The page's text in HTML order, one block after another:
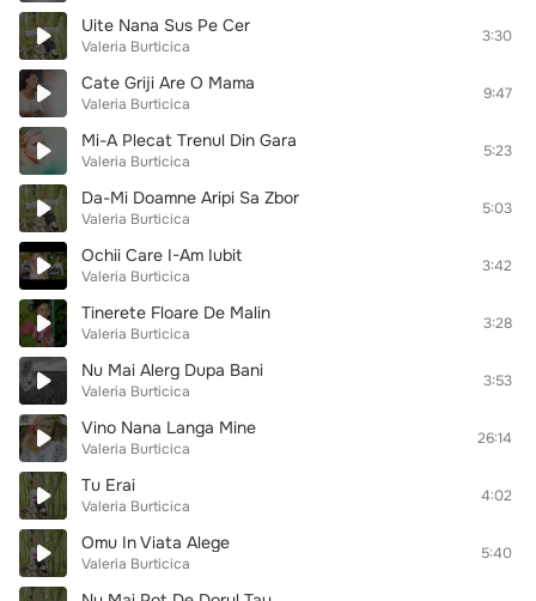
Uite Nana Sus Pe Cer
Valeria Burticica
3:30
Cate Griji Are O Mama
Valeria Burticica
9:47
Mi-A Plecat Trenul Din Gara
Valeria Burticica
5:23
Da-Mi Doamne Aripi Sa Zbor
Valeria Burticica
5:03
Ochii Care I-Am Iubit
Valeria Burticica
3:42
Tinerete Floare De Malin
Valeria Burticica
3:28
Nu Mai Alerg Dupa Bani
Valeria Burticica
3:53
Vino Nana Langa Mine
Valeria Burticica
26:14
Tu Erai
Valeria Burticica
4:02
Omu In Viata Alege
Valeria Burticica
5:40